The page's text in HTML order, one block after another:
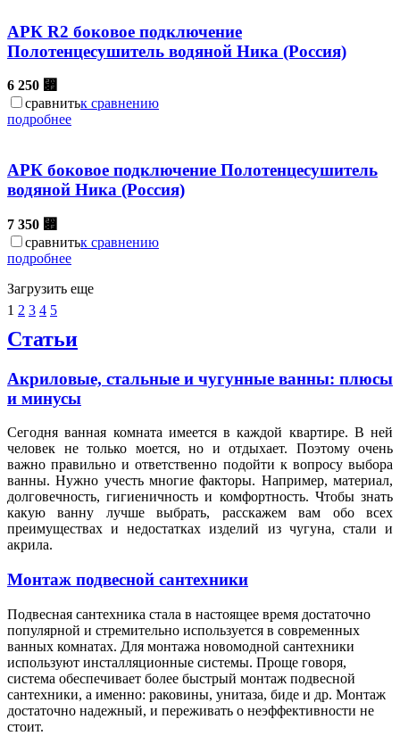
АРК R2 боковое подключение
Полотенцесушитель водяной Ника (Россия)
6 250 ⃏
сравнитьк сравнению
подробнее
АРК боковое подключение Полотенцесушитель
водяной Ника (Россия)
7 350 ⃏
сравнитьк сравнению
подробнее
Загрузить еще
1 2 3 4 5
Статьи
Акриловые, стальные и чугунные ванны: плюсы
и минусы
Сегодня ванная комната имеется в каждой квартире. В ней
человек не только моется, но и отдыхает. Поэтому очень
важно правильно и ответственно подойти к вопросу выбора
ванны. Нужно учесть многие факторы. Например, материал,
долговечность, гигиеничность и комфортность. Чтобы знать
какую ванну лучше выбрать, расскажем вам обо всех
преимуществах и недостатках изделий из чугуна, стали и
акрила.
Монтаж подвесной сантехники
Подвесная сантехника стала в настоящее время достаточно
популярной и стремительно используется в современных
ванных комнатах. Для монтажа новомодной сантехники
используют инсталляционные системы. Проще говоря,
система обеспечивает более быстрый монтаж подвесной
сантехники, а именно: раковины, унитаза, биде и др. Монтаж
достаточно надежный, и переживать о неэффективности не
стоит.